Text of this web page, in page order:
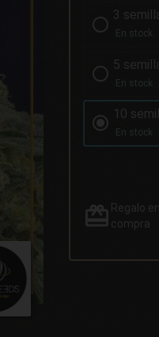
3
En stock
5
En stock
10
En stock
Regalo
compra